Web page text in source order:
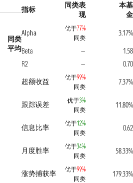
同类
平均
指标
同类表
现
本基
金
Alpha
优于77%
同类
3.17%
Beta
—
1.58
R2
—
0.70
超额收益
优于99%
同类
7.37%
跟踪误差 优于3%
同类
11.80%
信息比率 优于12%
同类
0.62
月度胜率 优于34%
同类
58.33%
涨势捕获率 优于99%
同类
179.33%